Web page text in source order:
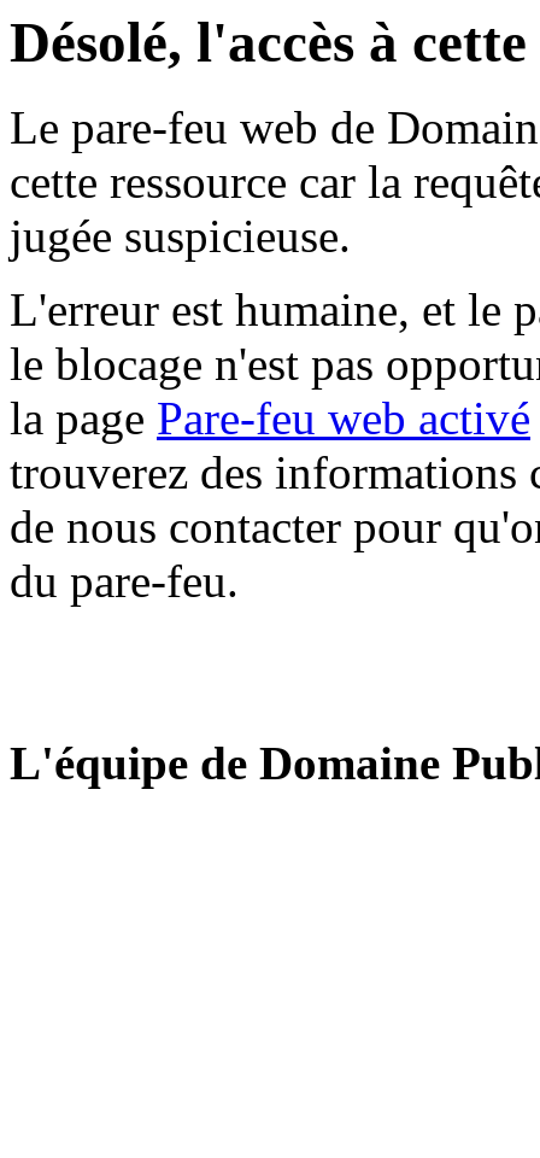
Désolé, l'accès à
Le pare-feu web de
cette ressource car la
jugée suspicieuse.
L'erreur est humaine, et le
le blocage n'est pas
la page Pare-feu web activé
trouverez des informations
de nous contacter pour
du pare-feu.
L'équipe de Domaine